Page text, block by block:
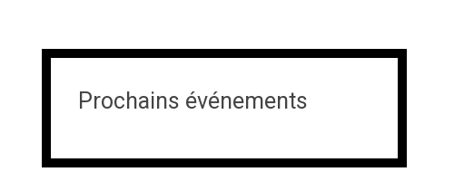
Prochains événements